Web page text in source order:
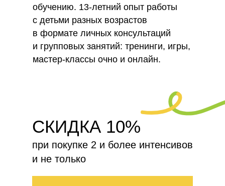
обучению. 13-летний опыт работы
с детьми разных возрастов
в формате личных консультаций
и групповых занятий: тренинги, игры,
мастер-классы очно и онлайн.
СКИДКА 10%
при покупке 2 и более интенсивов
и не только